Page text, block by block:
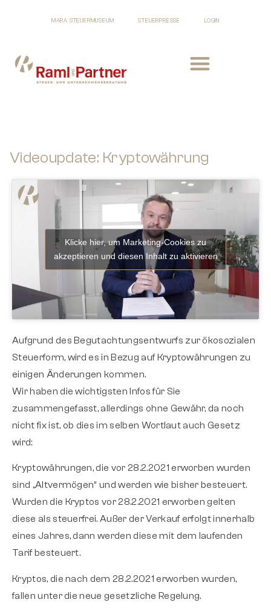
MARA STEUERMUSEUM STEUERPRESSE LOGIN
Videoupdate: Kryptowährung
Klicke hier, um Marketing-Cookies zu
akzeptieren und diesen Inhalt zu aktivieren
Aufgrund des Begutachtungsentwurfs zur ökosozialen
Steuerform, wird es in Bezug auf Kryptowährungen zu
einigen Änderungen kommen.
Wir haben die wichtigsten Infos für Sie
zusammengefasst, allerdings ohne Gewähr, da noch
nicht fix ist, ob dies im selben Wortlaut auch Gesetz
wird:
Kryptowährungen, die vor 28.2.2021 erworben wurden
sind „Altvermögen“ und werden wie bisher besteuert.
Wurden die Kryptos vor 28.2.2021 erworben gelten
diese als steuerfrei. Außer der Verkauf erfolgt innerhalb
eines Jahres, dann werden diese mit dem laufenden
Tarif besteuert.
Kryptos, die nach dem 28.2.2021 erworben wurden,
fallen unter die neue gesetzliche Regelung.